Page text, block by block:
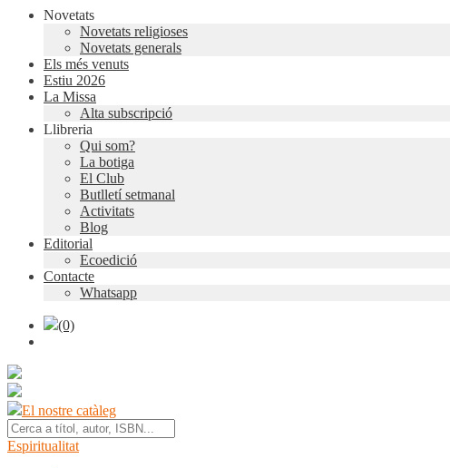
Novetats
Novetats religioses
Novetats generals
Els més venuts
Estiu 2026
La Missa
Alta subscripció
Llibreria
Qui som?
La botiga
El Club
Butlletí setmanal
Activitats
Blog
Editorial
Ecoedició
Contacte
Whatsapp
(0)
El nostre catàleg
Espiritualitat